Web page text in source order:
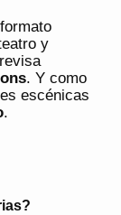
y
. Y como
escénicas
.